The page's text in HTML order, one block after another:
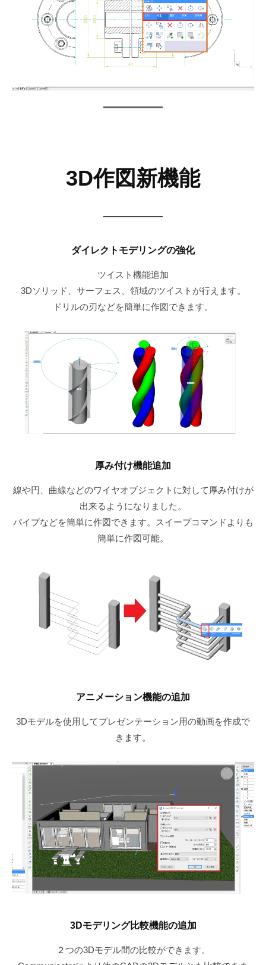
3D作図新機能
ダイレクトモデリングの強化
ツイスト機能追加
3Dソリッド、サーフェス、領域のツイストが行えます。
ドリルの刃などを簡単に作図できます。
厚み付け機能追加
線や円、曲線などのワイヤオブジェクトに対して厚み付けが
出来るようになりました。
パイプなどを簡単に作図できます。スイープコマンドよりも
簡単に作図可能。
アニメーション機能の追加
3Dモデルを使用してプレゼンテーション用の動画を作成で
きます。
3Dモデリング比較機能の追加
２つの3Dモデル間の比較ができます。